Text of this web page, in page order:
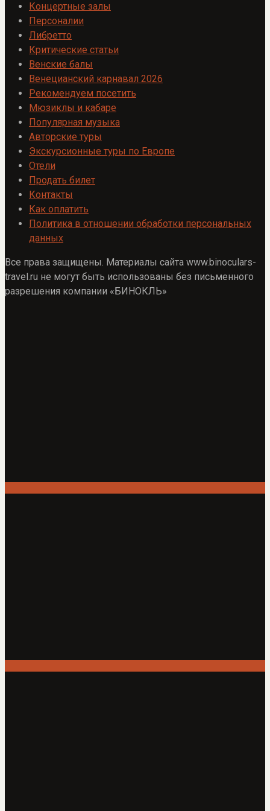
Концертные залы
Персоналии
Либретто
Критические статьи
Венские балы
Венецианский карнавал 2026
Рекомендуем посетить
Мюзиклы и кабаре
Популярная музыка
Авторские туры
Экскурсионные туры по Европе
Отели
Продать билет
Контакты
Как оплатить
Политика в отношении обработки персональных
данных
Все права защищены. Материалы сайта www.binoculars-
travel.ru не могут быть использованы без письменного
разрешения компании «БИНОКЛЬ»